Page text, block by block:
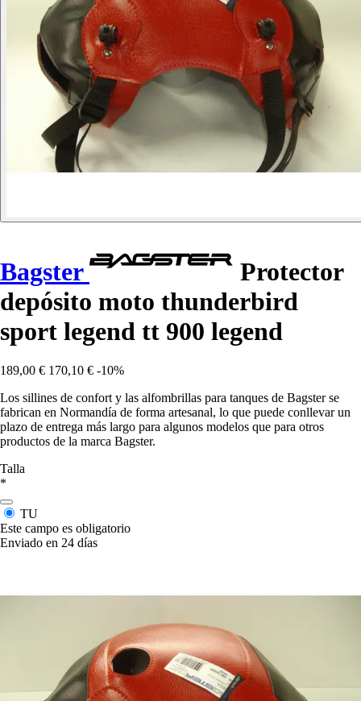
Bagster
Protector
depósito moto thunderbird
sport legend tt 900 legend
189,00 € 170,10 € -10%
Los sillines de confort y las alfombrillas para tanques de Bagster se
fabrican en Normandía de forma artesanal, lo que puede conllevar un
plazo de entrega más largo para algunos modelos que para otros
productos de la marca Bagster.
Talla
*
TU
Este campo es obligatorio
Enviado en 24 días